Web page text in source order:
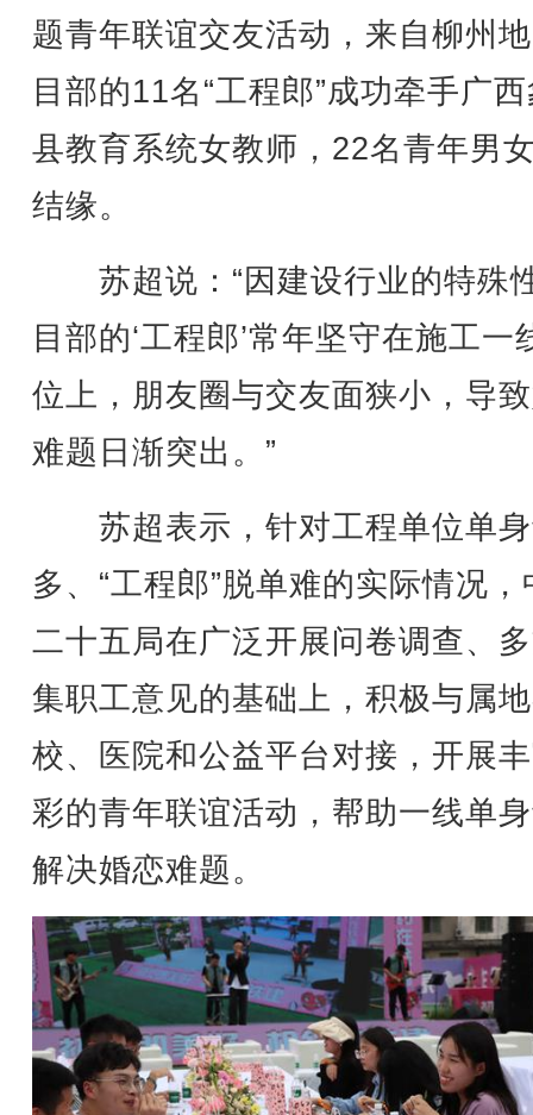
题青年联谊交友活动，来自柳州
目部的11名“工程郎”成功牵手广
县教育系统女教师，22名青年男
结缘。
苏超说：“因建设行业的特殊
目部的‘工程郎’常年坚守在施工一
位上，朋友圈与交友面狭小，导
难题日渐突出。”
苏超表示，针对工程单位单
多、“工程郎”脱单难的实际情况，
二十五局在广泛开展问卷调查、
集职工意见的基础上，积极与属
校、医院和公益平台对接，开展
彩的青年联谊活动，帮助一线单
解决婚恋难题。